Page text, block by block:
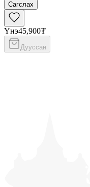
Сагслах
Үнэ45,900₮
Дууссан